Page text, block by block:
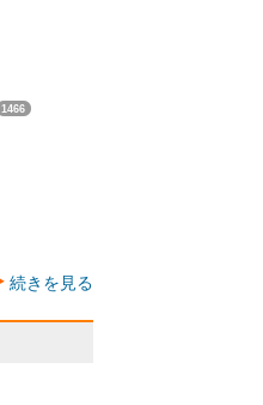
1466
続きを見る